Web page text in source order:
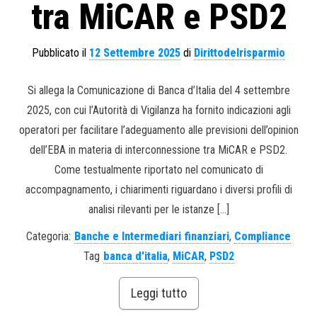
tra MiCAR e PSD2
Pubblicato il 12 Settembre 2025 di Dirittodelrisparmio
Si allega la Comunicazione di Banca d’Italia del 4 settembre
2025, con cui l’Autorità di Vigilanza ha fornito indicazioni agli
operatori per facilitare l’adeguamento alle previsioni dell’opinion
dell’EBA in materia di interconnessione tra MiCAR e PSD2.
Come testualmente riportato nel comunicato di
accompagnamento, i chiarimenti riguardano i diversi profili di
analisi rilevanti per le istanze […]
Categoria: Banche e Intermediari finanziari, Compliance
Tag banca d'italia, MiCAR, PSD2
Leggi tutto